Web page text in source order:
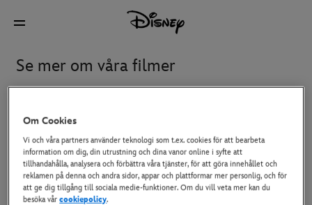
Se mer om våra filmer
Avengers: Doomsday Gatto
Om Cookies
Vi och våra partners använder teknologi som t.ex. cookies för att bearbeta
information om dig, din utrustning och dina vanor online i syfte att
tillhandahålla, analysera och förbättra våra tjänster, för att göra innehållet och
reklamen på denna och andra sidor, appar och plattformar mer personlig, och för
att ge dig tillgång till sociala medie-funktioner. Om du vill veta mer kan du
besöka vårcookiepolicy.